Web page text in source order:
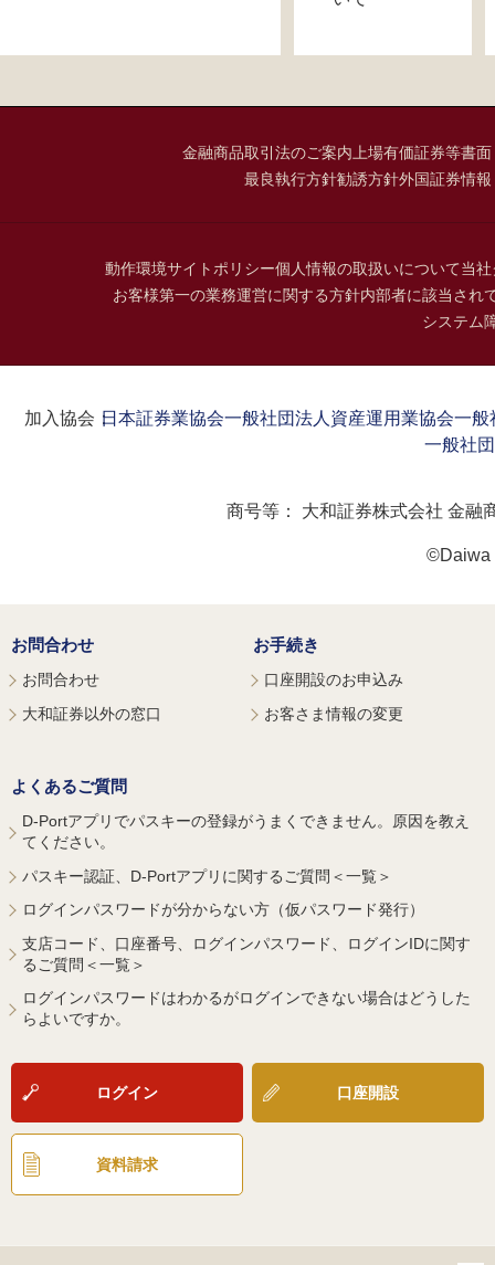
金融商品取引法のご案内 上場有価証券等書
最良執行方針勧誘方針外国証券情
動作環境サイトポリシー個人情報の取扱いについて当
お客様第一の業務運営に関する方針内部者に該当され
システム
加入協会：日本証券業協会一般社団法人資産運用業協会一般
一般社
商号等： 大和証券株式会社 金融
©Daiwa
お問合わせ
お問合わせ
大和証券以外の窓口
お手続き
口座開設のお申込み
お客さま情報の変更
よくあるご質問
D-Portアプリでパスキーの登録がうまくできません。原因を教え
てください。
パスキー認証、D-Portアプリに関するご質問＜一覧＞
ログインパスワードが分からない方（仮パスワード発行）
支店コード、口座番号、ログインパスワード、ログインIDに関す
るご質問＜一覧＞
ログインパスワードはわかるがログインできない場合はどうした
らよいですか。
ログイン 口座開設
資料請求